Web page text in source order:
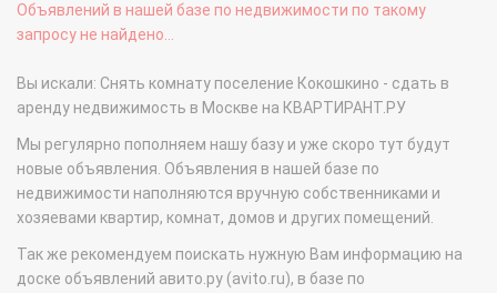
Объявлений в нашей базе по недвижимости по такому
запросу не найдено...
Вы искали: Снять комнату поселение Кокошкино - сдать в
аренду недвижимость в Москве на КВАРТИРАНТ.РУ
Мы регулярно пополняем нашу базу и уже скоро тут будут
новые объявления. Объявления в нашей базе по
недвижимости наполняются вручную собственниками и
хозяевами квартир, комнат, домов и других помещений.
Так же рекомендуем поискать нужную Вам информацию на
доске объявлений авито.ру (avito.ru), в базе по